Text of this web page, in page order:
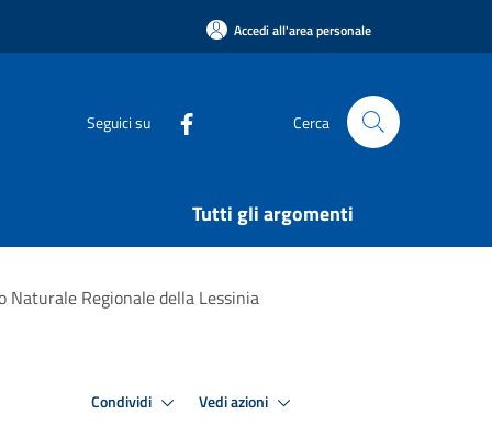
Accedi all'area personale
Seguici su Cerca
Tutti gli argomenti
Naturale Regionale della Lessinia
Condividi Vedi azioni